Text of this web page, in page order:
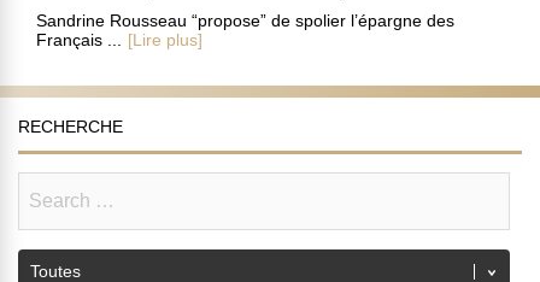
Sandrine Rousseau “propose” de spolier l’épargne des
Français ...
[Lire plus]
RECHERCHE